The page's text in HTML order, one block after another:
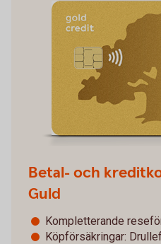
Betal- och
Guld
Kompletterande
Köpförsäkringar: